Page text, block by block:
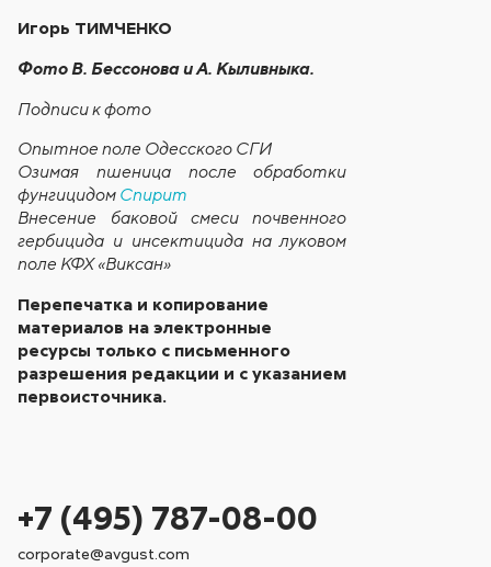
Игорь ТИМЧЕНКО
Фото В. Бессонова и А. Кыливныка.
Подписи к фото
Опытное поле Одесского СГИ
Озимая пшеница после обработки
фунгицидом Спирит
Внесение баковой смеси почвенного
гербицида и инсектицида на луковом
поле КФХ «Виксан»
Перепечатка и копирование
материалов на электронные
ресурсы только с письменного
разрешения редакции и с указанием
первоисточника.
+7 (495) 787-08-00
corporate@avgust.com